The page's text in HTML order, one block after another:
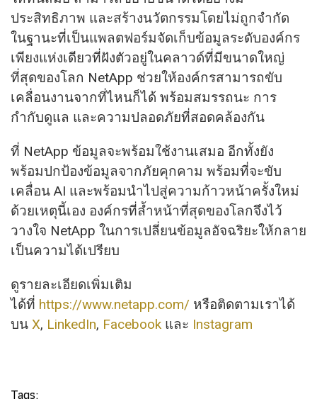
ประสิทธิภาพ และสร้างนวัตกรรมโดยไม่ถูกจำกัด
ในฐานะที่เป็นแพลตฟอร์มจัดเก็บข้อมูลระดับองค์กร
เพียงแห่งเดียวที่ฝังตัวอยู่ในคลาวด์ที่มีขนาดใหญ่
ที่สุดของโลก NetApp ช่วยให้องค์กรสามารถขับ
เคลื่อนงานจากที่ไหนก็ได้ พร้อมสมรรถนะ การ
กำกับดูแล และความปลอดภัยที่สอดคล้องกัน
ที่ NetApp ข้อมูลจะพร้อมใช้งานเสมอ อีกทั้งยัง
พร้อมปกป้องข้อมูลจากภัยคุกคาม พร้อมที่จะขับ
เคลื่อน AI และพร้อมนำไปสู่ความก้าวหน้าครั้งใหม่
ด้วยเหตุนี้เอง องค์กรที่ล้ำหน้าที่สุดของโลกจึงไว้
วางใจ NetApp ในการเปลี่ยนข้อมูลอัจฉริยะให้กลาย
เป็นความได้เปรียบ
ดูรายละเอียดเพิ่มเติม
ได้ที่ https://www.netapp.com/ หรือติดตามเราได้
บน X, LinkedIn, Facebook และ Instagram
Tags: